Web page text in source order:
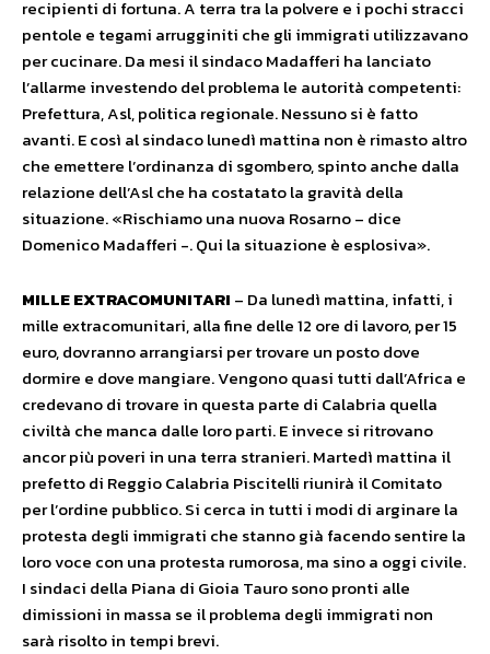
recipienti di fortuna. A terra tra la polvere e i pochi stracci
pentole e tegami arrugginiti che gli immigrati utilizzavano
per cucinare. Da mesi il sindaco Madafferi ha lanciato
l’allarme investendo del problema le autorità competenti:
Prefettura, Asl, politica regionale. Nessuno si è fatto
avanti. E così al sindaco lunedì mattina non è rimasto altro
che emettere l’ordinanza di sgombero, spinto anche dalla
relazione dell’Asl che ha costatato la gravità della
situazione. «Rischiamo una nuova Rosarno – dice
Domenico Madafferi -. Qui la situazione è esplosiva».
MILLE EXTRACOMUNITARI – Da lunedì mattina, infatti, i
mille extracomunitari, alla fine delle 12 ore di lavoro, per 15
euro, dovranno arrangiarsi per trovare un posto dove
dormire e dove mangiare. Vengono quasi tutti dall’Africa e
credevano di trovare in questa parte di Calabria quella
civiltà che manca dalle loro parti. E invece si ritrovano
ancor più poveri in una terra stranieri. Martedì mattina il
prefetto di Reggio Calabria Piscitelli riunirà il Comitato
per l’ordine pubblico. Si cerca in tutti i modi di arginare la
protesta degli immigrati che stanno già facendo sentire la
loro voce con una protesta rumorosa, ma sino a oggi civile.
I sindaci della Piana di Gioia Tauro sono pronti alle
dimissioni in massa se il problema degli immigrati non
sarà risolto in tempi brevi.